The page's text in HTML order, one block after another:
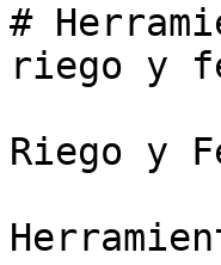
#
riego y
Riego y